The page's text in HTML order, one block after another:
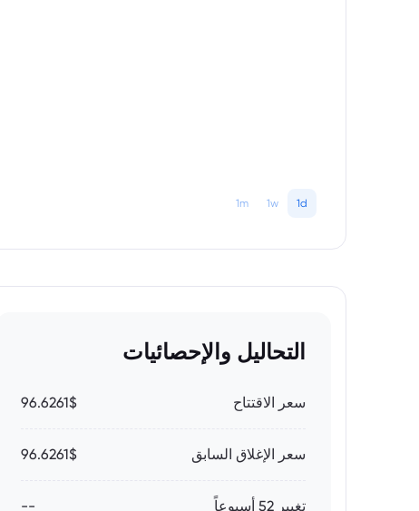
1d
1w
1m
التحاليل والإحصائيات
سعر الاقتتاح 96.6261$
سعر الإغلاق السابق 96.6261$
تغيير 52 أسبوعاً --